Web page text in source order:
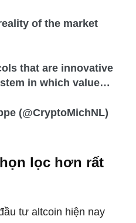
of the market
that are innovative
in which value…
(@CryptoMichNL)
lọc hơn rất
tư altcoin hiện nay